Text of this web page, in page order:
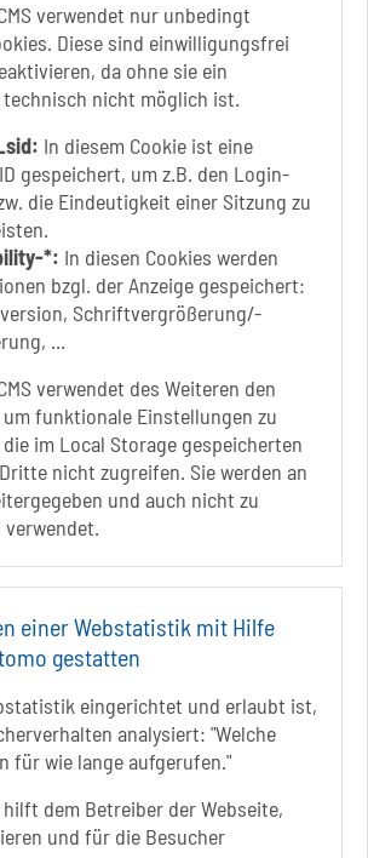
verwendet nur unbedingt
Diese sind einwilligungsfrei
da ohne sie ein
nicht möglich ist.
In diesem Cookie ist eine
gespeichert, um z.B. den Login-
die Eindeutigkeit einer Sitzung zu
*: In diesen Cookies werden
bzgl. der Anzeige gespeichert:
Schriftvergrößerung/-
...
verwendet des Weiteren den
funktionale Einstellungen zu
im Local Storage gespeicherten
nicht zugreifen. Sie werden an
und auch nicht zu
verwendet.
einer Webstatistik mit Hilfe
gestatten
eingerichtet und erlaubt ist,
analysiert: "Welche
für wie lange aufgerufen."
dem Betreiber der Webseite,
und für die Besucher
Folgt uns auf
FACEBOOK
INSTAGRAM
YOUTUBE
Maps Navigation
Schönebeck/Bad Salzelmen
der Stadt Schönebeck (Elbe)
1
(Elbe)
0
7055-42